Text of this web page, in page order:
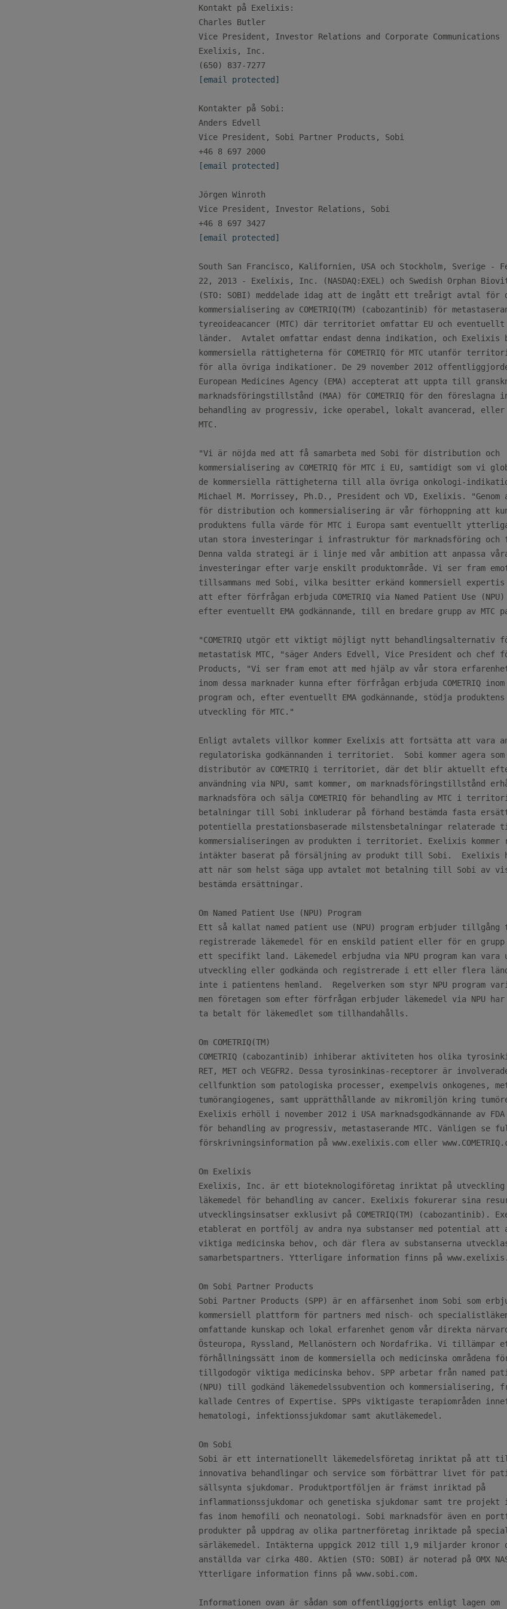
Kontakt på Exelixis:
Charles Butler
Vice President, Investor Relations and Corporate Communications
Exelixis, Inc.
[email protected]
Kontakter på Sobi:
Anders Edvell
Vice President, Sobi Partner Products, Sobi
[email protected]
Jörgen Winroth
Vice President, Investor Relations, Sobi
[email protected]
South San Francisco, Kalifornien, USA och Stockholm, Sverige -
22, 2013 - Exelixis, Inc. (NASDAQ:EXEL) och Swedish Orphan
(STO: SOBI) meddelade idag att de ingått ett treårigt avtal för
kommersialisering av COMETRIQ(TM) (cabozantinib) för
tyreoideacancer (MTC) där territoriet omfattar EU och
länder.  Avtalet omfattar endast denna indikation, och Exelixis
kommersiella rättigheterna för COMETRIQ för MTC utanför
för alla övriga indikationer. De 29 november 2012
European Medicines Agency (EMA) accepterat att uppta till
marknadsföringstillstånd (MAA) för COMETRIQ för den föreslagna
behandling av progressiv, icke operabel, lokalt avancerad, eller
MTC.
"Vi är nöjda med att få samarbeta med Sobi för distribution och
kommersialisering av COMETRIQ för MTC i EU, samtidigt som vi
de kommersiella rättigheterna till alla övriga onkologi-
Michael M. Morrissey, Ph.D., President och VD, Exelixis. "Genom
för distribution och kommersialisering är vår förhoppning att
produktens fulla värde för MTC i Europa samt eventuellt
utan stora investeringar i infrastruktur för marknadsföring och
Denna valda strategi är i linje med vår ambition att anpassa
investeringar efter varje enskilt produktområde. Vi ser fram
tillsammans med Sobi, vilka besitter erkänd kommersiell
att efter förfrågan erbjuda COMETRIQ via Named Patient Use
efter eventuellt EMA godkännande, till en bredare grupp av MTC
"COMETRIQ utgör ett viktigt möjligt nytt behandlingsalternativ
metastatisk MTC, "säger Anders Edvell, Vice President och chef
Products, "Vi ser fram emot att med hjälp av vår stora
inom dessa marknader kunna efter förfrågan erbjuda COMETRIQ
program och, efter eventuellt EMA godkännande, stödja produktens
utveckling för MTC."
Enligt avtalets villkor kommer Exelixis att fortsätta att vara
regulatoriska godkännanden i territoriet.  Sobi kommer agera
distributör av COMETRIQ i territoriet, där det blir aktuellt
användning via NPU, samt kommer, om marknadsföringstillstånd
marknadsföra och sälja COMETRIQ för behandling av MTC i
betalningar till Sobi inkluderar på förhand bestämda fasta
potentiella prestationsbaserade milstensbetalningar relaterade
kommersialiseringen av produkten i territoriet. Exelixis kommer
intäkter baserat på försäljning av produkt till Sobi.  Exelixis
att när som helst säga upp avtalet mot betalning till Sobi av
bestämda ersättningar.
Om Named Patient Use (NPU) Program
Ett så kallat named patient use (NPU) program erbjuder
registrerade läkemedel för en enskild patient eller för en
ett specifikt land. Läkemedel erbjudna via NPU program kan
utveckling eller godkända och registrerade i ett eller flera
inte i patientens hemland.  Regelverken som styr NPU program
men företagen som efter förfrågan erbjuder läkemedel via NPU
ta betalt för läkemedlet som tillhandahålls.
Om COMETRIQ(TM)
COMETRIQ (cabozantinib) inhiberar aktiviteten hos olika
RET, MET och VEGFR2. Dessa tyrosinkinas-receptorer är
cellfunktion som patologiska processer, exempelvis onkogenes,
tumörangiogenes, samt upprätthållande av mikromiljön kring
Exelixis erhöll i november 2012 i USA marknadsgodkännande av FDA
för behandling av progressiv, metastaserande MTC. Vänligen se
förskrivningsinformation på www.exelixis.com eller
Om Exelixis
Exelixis, Inc. är ett bioteknologiföretag inriktat på utveckling
läkemedel för behandling av cancer. Exelixis fokurerar sina
utvecklingsinsatser exklusivt på COMETRIQ(TM) (cabozantinib).
etablerat en portfölj av andra nya substanser med potential att
viktiga medicinska behov, och där flera av substanserna
samarbetspartners. Ytterligare information finns på
Om Sobi Partner Products
Sobi Partner Products (SPP) är en affärsenhet inom Sobi som
kommersiell plattform för partners med nisch- och
omfattande kunskap och lokal erfarenhet genom vår direkta
Östeuropa, Ryssland, Mellanöstern och Nordafrika. Vi tillämpar
förhållningssätt inom de kommersiella och medicinska områdena
tillgodogör viktiga medicinska behov. SPP arbetar från named
(NPU) till godkänd läkemedelssubvention och kommersialisering,
kallade Centres of Expertise. SPPs viktigaste terapiområden
hematologi, infektionssjukdomar samt akutläkemedel.
Om Sobi
Sobi är ett internationellt läkemedelsföretag inriktat på att
innovativa behandlingar och service som förbättrar livet för
sällsynta sjukdomar. Produktportföljen är främst inriktad på
inflammationssjukdomar och genetiska sjukdomar samt tre
fas inom hemofili och neonatologi. Sobi marknadsför även en
produkter på uppdrag av olika partnerföretag inriktade på
särläkemedel. Intäkterna uppgick 2012 till 1,9 miljarder kronor
anställda var cirka 480. Aktien (STO: SOBI) är noterad på OMX
Ytterligare information finns på www.sobi.com.
Informationen ovan är sådan som offentliggjorts enligt lagen om